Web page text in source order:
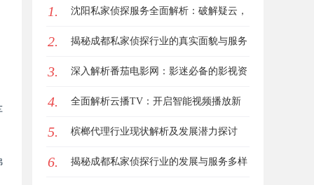
1. 沈阳私家侦探服务全面解析：破解疑云，
守护真相的专家助力
2. 揭秘成都私家侦探行业的真实面貌与服务
价值
3. 深入解析番茄电影网：影迷必备的影视资
源平台详解与使用指南
4. 全面解析云播TV：开启智能视频播放新
时代的利器
5. 槟榔代理行业现状解析及发展潜力探讨
6. 揭秘成都私家侦探行业的发展与服务多样